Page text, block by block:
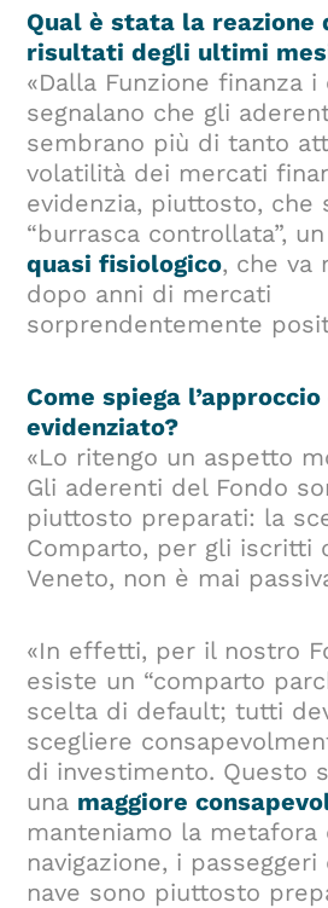
Qual è stata la
risultati degli ultimi
«Dalla Funzione finanza i
segnalano che gli
sembrano più di tanto
volatilità dei mercati
evidenzia, piuttosto, che
“burrasca controllata”,
quasi fisiologico, che va
dopo anni di mercati
sorprendentemente
Come spiega
evidenziato?
«Lo ritengo un aspetto
Gli aderenti del Fondo
piuttosto preparati: la
Comparto, per gli iscritti
Veneto, non è mai
«In effetti, per il nostro
esiste un “comparto
scelta di default; tutti
scegliere
di investimento. Questo
una maggiore
manteniamo la metafora
navigazione, i
nave sono piuttosto